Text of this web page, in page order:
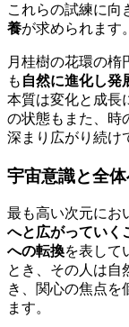
これらの試練に向
養が求められます。
月桂樹の花環の楕
も 自然に進化し発
本質は変化と成長
の状態もまた、時
深まり広がり続け
宇宙意識と全
最も高い次元にお
へと広がっていく
への転換を表して
とき、その人は自
き、関心の焦点を
ます。